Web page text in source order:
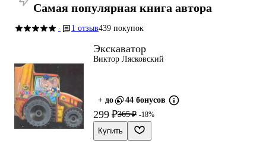
Самая популярная книга автора
· 1 отзыв439 покупок
Экскаватор
Виктор Лясковский
+ до 44 бонусов
299 ₽365 ₽ -18%
Купить